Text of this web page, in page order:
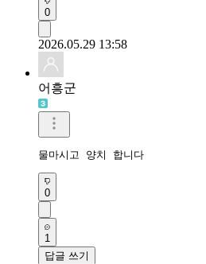
0
2026.05.29 13:58
어흥군
물마시고 양치 합니다
0
1
답글 쓰기